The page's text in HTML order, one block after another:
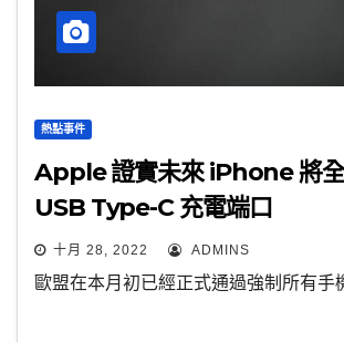
熱點事件
Apple 證實未來 iPhone 將
USB Type-C 充電端口
十月 28, 2022 ADMINS
歐盟在本月初已經正式通過強制所有